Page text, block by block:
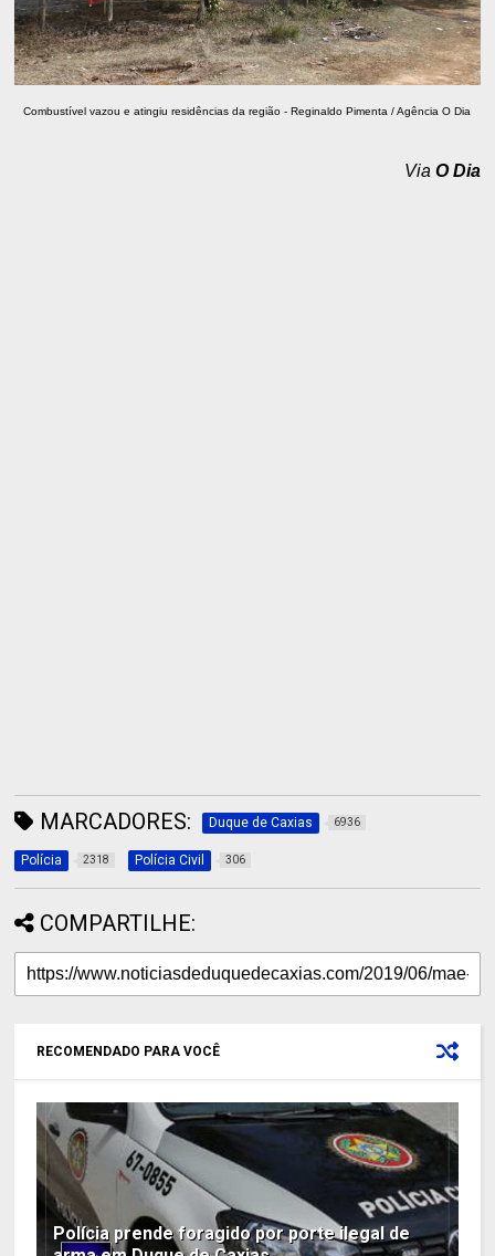
Combustível vazou e atingiu residências da região - Reginaldo Pimenta / Agência O Dia
Via O Dia
MARCADORES: Duque de Caxias 6936
Polícia 2318 Polícia Civil 306
COMPARTILHE:
RECOMENDADO PARA VOCÊ
Polícia prende foragido por porte ilegal de